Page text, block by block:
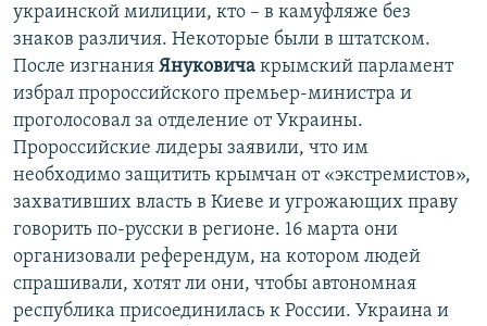
украинской милиции, кто – в камуфляже без
знаков различия. Некоторые были в штатском.
После изгнания Януковича крымский парламент
избрал пророссийского премьер-министра и
проголосовал за отделение от Украины.
Пророссийские лидеры заявили, что им
необходимо защитить крымчан от «экстремистов»,
захвативших власть в Киеве и угрожающих праву
говорить по-русски в регионе. 16 марта они
организовали референдум, на котором людей
спрашивали, хотят ли они, чтобы автономная
республика присоединилась к России. Украина и